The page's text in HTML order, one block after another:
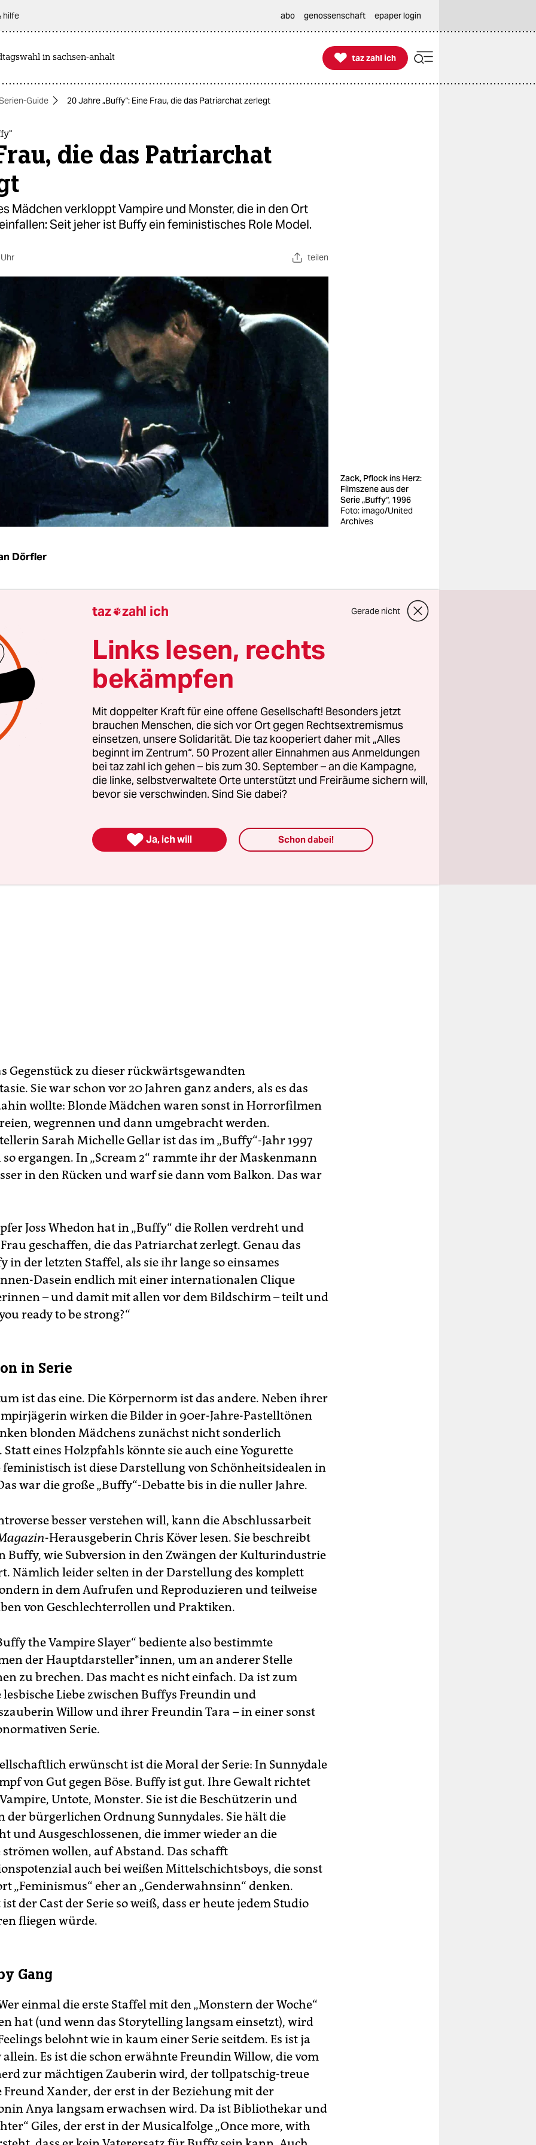
hilfe abo genossenschaft epaper login
in sachsen-anhalt 
taz zahl ich
taz zahl ich
Guide 20 Jahre „Buffy“: Eine Frau, die das Patriarchat zerlegt
die das Patriarchat
Mädchen verkloppt Vampire und Monster, die in den Ort
Seit jeher ist Buffy ein feministisches Role Model.
teilen
Zack, Pflock ins Herz:
Filmszene aus der
Serie „Buffy“, 1996
Foto: imago/United
Archives
Dörfler
nach Schnellroda in Sachsen-Anhalt, würde sie nur kurz
rollen, dann eine flapsige Bemerkung, ein paar Fußtritte,
in Richtung Herz – und puff, Schnell­rodas
würden sich in Staub auflösen. Dort wohnt der
Götz Kubitschek, der mit seinem Verlag Antaios
wie „Der Weg der Männer“ von Jack Donovan,
der amerikanischen „Alt-Right“.
herum zerfällt die Zivilisation, und im Angesicht der
können Männer endlich wieder beweisen, dass sie noch
sind: Jagen, Revier markieren, Schulter an Schulter
Die Frauen sind zu Hause, kümmern sich um das
Gegenstück zu dieser rückwärtsgewandten
Sie war schon vor 20 Jahren ganz anders, als es das
wollte: Blonde Mädchen waren sonst in Horrorfilmen
wegrennen und dann umgebracht werden.
Sarah Michelle Gellar ist das im „Buffy“-Jahr 1997
so ergangen. In „Scream 2“ rammte ihr der Maskenmann
in den Rücken und warf sie dann vom Balkon. Das war
Joss Whedon hat in „Buffy“ die Rollen verdreht und
geschaffen, die das Patriarchat zerlegt. Genau das
in der letzten Staffel, als sie ihr lange so einsames
Dasein endlich mit einer internationalen Clique
– und damit mit allen vor dem Bildschirm – teilt und
ready to be strong?“
in Serie
ist das eine. Die Körpernorm ist das andere. Neben ihrer
wirken die Bilder in 90er-Jahre-Pastelltönen
blonden Mädchens zunächst nicht sonderlich
Statt eines Holzpfahls könnte sie auch eine Yogurette
feministisch ist diese Darstellung von Schönheitsidealen in
war die große „Buffy“-Debatte bis in die nuller Jahre.
besser verstehen will, kann die Abschlussarbeit
-Herausgeberin Chris Köver lesen. Sie beschreibt
Buffy, wie Subversion in den Zwängen der Kulturindustrie
Nämlich leider selten in der Darstellung des komplett
in dem Aufrufen und Reproduzieren und teilweise
von Geschlechterrollen und Praktiken.
the Vampire Slayer“ bediente also bestimmte
der Hauptdarsteller*innen, um an anderer Stelle
zu brechen. Das macht es nicht einfach. Da ist zum
lesbische Liebe zwischen Buffys Freundin und
Willow und ihrer Freundin Tara – in einer sonst
Serie.
erwünscht ist die Moral der Serie: In Sunnydale
von Gut gegen Böse. Buffy ist gut. Ihre Gewalt richtet
Untote, Monster. Sie ist die Beschützerin und
der bürgerlichen Ordnung Sunnydales. Sie hält die
und Ausgeschlossenen, die immer wieder an die
wollen, auf Abstand. Das schafft
auch bei weißen Mittelschichtsboys, die sonst
„Feminismus“ eher an „Genderwahnsinn“ denken.
der Cast der Serie so weiß, dass er heute jedem Studio
fliegen würde.
Gang
einmal die erste Staffel mit den „Monstern der Woche“
hat (und wenn das Storytelling langsam einsetzt), wird
belohnt wie in kaum einer Serie seitdem. Es ist ja
Es ist die schon erwähnte Freundin Willow, die vom
zur mächtigen Zauberin wird, der tollpatschig-treue
Xander, der erst in der Beziehung mit der
Anya langsam erwachsen wird. Da ist Bibliothekar und
Giles, der erst in der Musicalfolge „Once more, with
taz zahl ich Gerade nicht
Links lesen, rechts
bekämpfen
Mit doppelter Kraft für eine offene Gesellschaft! Besonders jetzt
brauchen Menschen, die sich vor Ort gegen Rechtsextremismus
einsetzen, unsere Solidarität. Die taz kooperiert daher mit „Alles
beginnt im Zentrum“. 50 Prozent aller Einnahmen aus Anmeldungen
bei taz zahl ich gehen – bis zum 30. September – an die Kampagne,
die linke, selbstverwaltete Orte unterstützt und Freiräume sichern will,
bevor sie verschwinden. Sind Sie dabei?
 Ja, ich will Schon dabei!